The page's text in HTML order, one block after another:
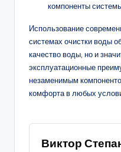
компоненты
Использование
системах очистки воды
качество воды, но и
эксплуатационные
незаменимым
комфорта в любых
Виктор